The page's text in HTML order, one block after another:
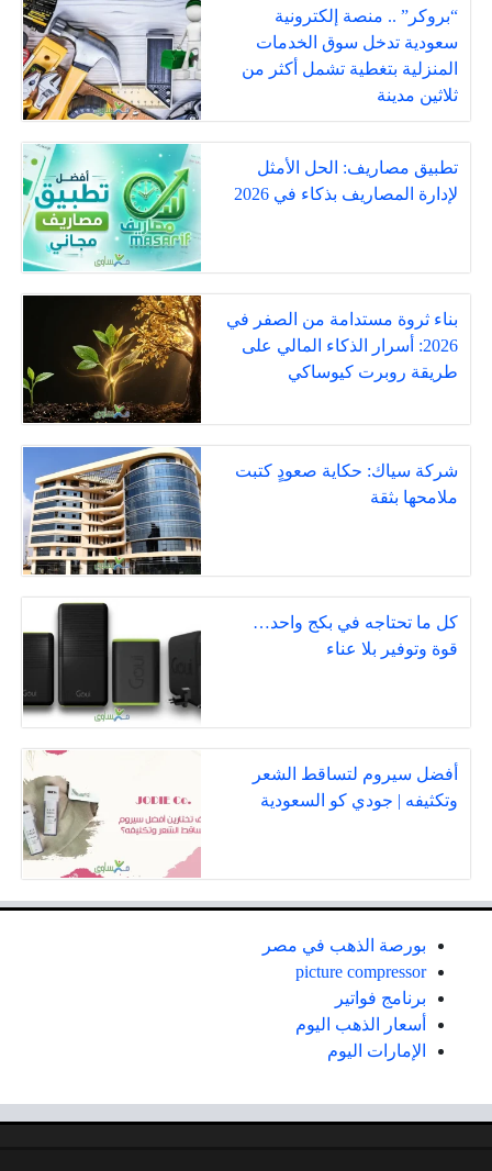
“بروكر” .. منصة إلكترونية
سعودية تدخل سوق الخدمات
المنزلية بتغطية تشمل أكثر من
ثلاثين مدينة
تطبيق مصاريف: الحل الأمثل
لإدارة المصاريف بذكاء في 2026
بناء ثروة مستدامة من الصفر في
2026: أسرار الذكاء المالي على
طريقة روبرت كيوساكي
شركة سياك: حكاية صعودٍ كتبت
ملامحها بثقة
كل ما تحتاجه في بكج واحد…
قوة وتوفير بلا عناء
أفضل سيروم لتساقط الشعر
وتكثيفه | جودي كو السعودية
بورصة الذهب في مصر
picture compressor
برنامج فواتير
أسعار الذهب اليوم
الإمارات اليوم